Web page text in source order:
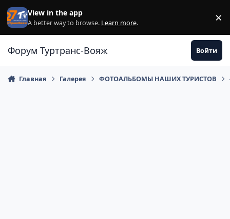
Перейти к содержанию
View in the app
A better way to browse. Learn more. ×
Форум Туртранс-Вояж Войти
Главная Галерея ФОТОАЛЬБОМЫ НАШИХ ТУРИСТОВ